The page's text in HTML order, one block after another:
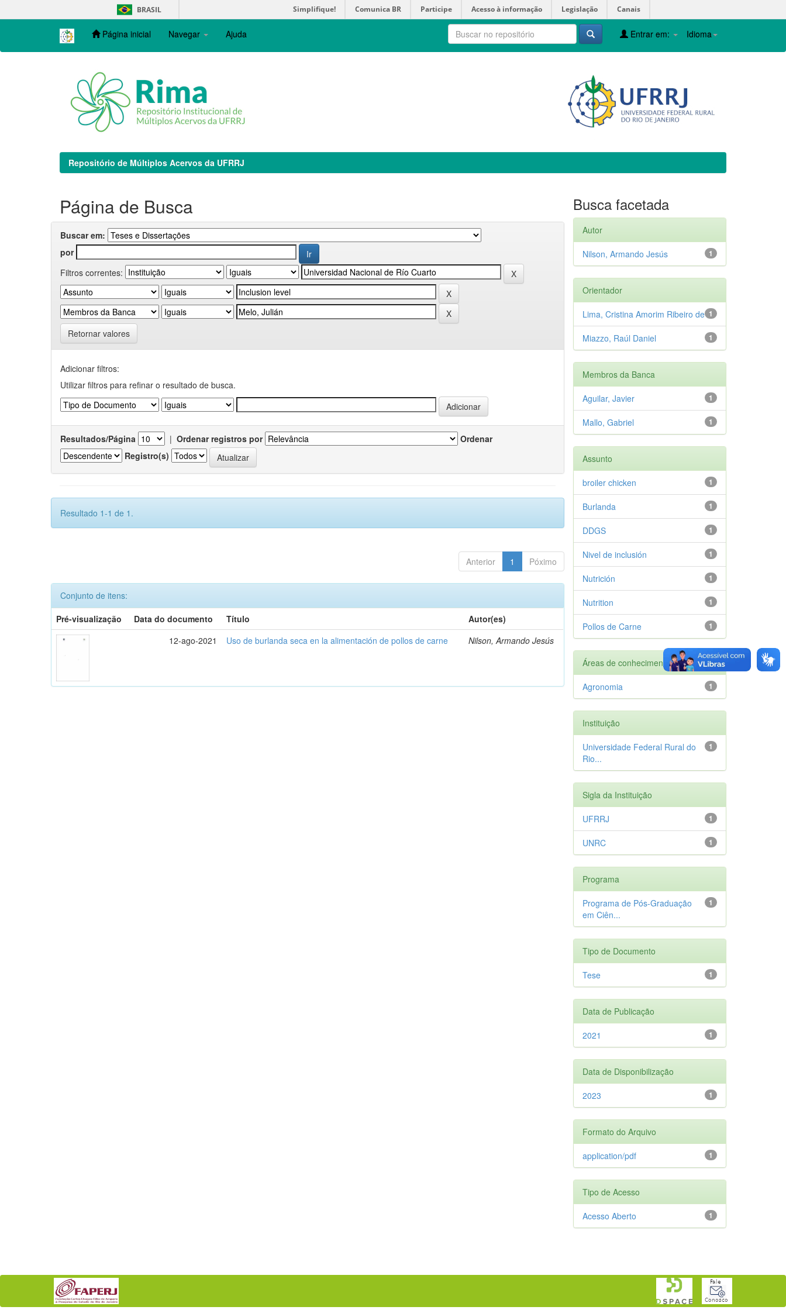
navigation
BRASIL Simplifique! Comunica BR Participe Acesso à informação Legislação Canais
Página inicial Navegar Ajuda Idioma
Entrar em:
Repositório de Múltiplos Acervos da UFRRJ
Página de Busca
Buscar em:
por
Filtros correntes:
Retornar valores
Adicionar filtros:
Utilizar filtros para refinar o resultado de busca.
Resultados/Página | Ordenar registros por
Ordenar
Registro(s)
Resultado 1-1 de 1.
Anterior 1 Póximo
Conjunto de itens:
Pré-visualização
Data do documento Título
Autor(es)
12-ago-2021
Uso de burlanda seca en la alimentación de pollos de carne Nilson, Armando Jesús
Busca facetada
Autor
1
Nilson, Armando Jesús
Orientador
1
Lima, Cristina Amorim Ribeiro de
1
Miazzo, Raúl Daniel
Membros da Banca
1
Aguilar, Javier
1
Mallo, Gabriel
Assunto
1
broiler chicken
1
Burlanda
1
DDGS
1
Nivel de inclusión
1
Nutrición
1
Nutrition
1
Pollos de Carne
Áreas de conhecimento
1
Agronomia
Instituição
1
Universidade Federal Rural do
Rio...
Sigla da Instituição
1
UFRRJ
1
UNRC
Programa
1
Programa de Pós-Graduação
em Ciên...
Tipo de Documento
1
Tese
Data de Publicação
1
2021
Data de Disponibilização
1
2023
Formato do Arquivo
1
application/pdf
Tipo de Acesso
1
Acesso Aberto